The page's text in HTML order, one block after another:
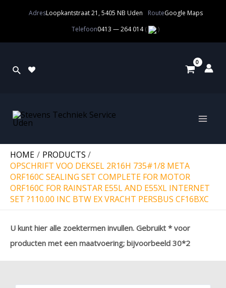
AdresLoopkantstraat 21, 5405 NB Uden RouteGoogle Maps
Telefoon0413 — 264 014( )
HOME
PRODUCTS
OPSCHRIFT VOO DEKSEL 2R16H 735#1/8 META
ORF160C SEALING SET COMPLETE FOR MOTOR
ORF160C FOR RAINSTAR E55L AND E55XL INTERNET
SET ?110.00 INC BTW EX VRACHT PERSBUS CF16BXC
U kunt hier alle zoektermen invullen. Gebruikt * voor
producten met een maatvoering; bijvoorbeeld 30*2